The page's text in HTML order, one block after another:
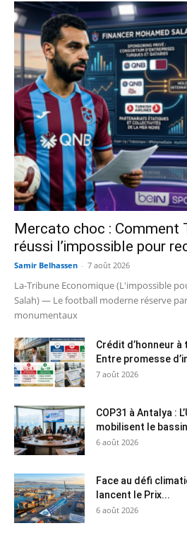
Mercato choc : Comment
réussi l’impossible pour
Samir Belhassen - 7 août 2026
La-Tribune Economique (L'impossible
Salah) — Le football moderne réserve
monumentaux
Crédit d’honneur
Entre promesse
7 août 2026
COP31 à Antalya :
mobilisent le
6 août 2026
Face au défi
lancent le Prix...
6 août 2026